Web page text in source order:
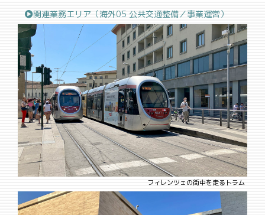
関連業務エリア（海外05 公共交通整備／事業運営）
フィレンツェの街中を走るトラム